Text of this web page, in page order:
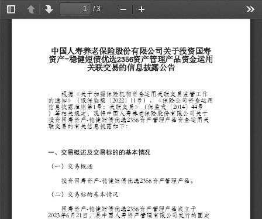
切
上
下
/ 3
中国人寿养老保险股份有限公司关于投资国寿
资产-稳健短债优选2356资产管理产品资金运用
关联交易的信息披露公告
        根据《关于加强保险机构资金运用关联交易监管工作
的通知》（银保监规〔2022〕11号）、《保险公司资金运用
信息披露准则第1号：关联交易》（保监发〔2014〕44号
）等相关规定，现将中国人寿养老保险股份有限公司关于
投资国寿资产-稳健短债优选2356资产管理产品资金运用关
联交易的有关信息披露如下：
一、交易概述及交易标的的基本情况
（一）交易概述
        投资国寿资产-稳健短债优选2356资产管理产品。
（二）交易标的基本情况
        国寿资产-稳健短债优选2356资产管理产品成立于
2023年6月21日，是中国人寿资产管理有限公司发行的固定